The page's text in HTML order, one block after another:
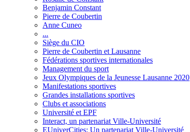
Benjamin Constant
Pierre de Coubertin
Anne Cuneo
...
Siège du CIO
Pierre de Coubertin et Lausanne
Fédérations sportives internationales
Management du sport
Jeux Olympiques de la Jeunesse Lausanne 2020
Manifestations sportives
Grandes installations sportives
Clubs et associations
Université et EPF
Interact, un partenariat Ville-Université
EUniverCities: Un partenariat Ville-Université